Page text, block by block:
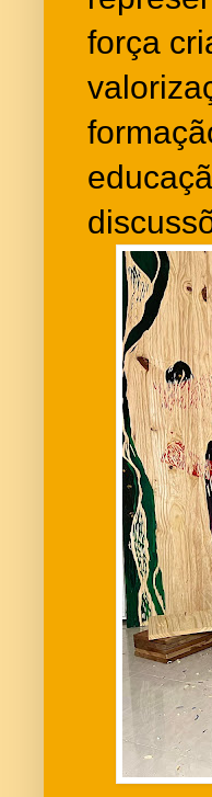
força